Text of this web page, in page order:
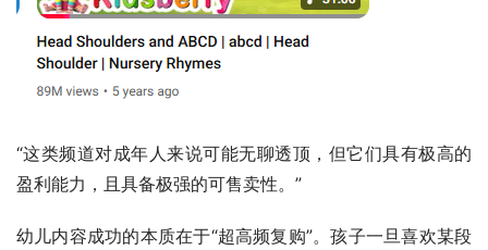
“这类频道对成年人来说可能无聊透顶，但它们具有极高的
盈利能力，且具备极强的可售卖性。”
幼儿内容成功的本质在于“超高频复购”。孩子一旦喜欢某段